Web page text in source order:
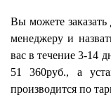
Вы можете
менеджеру и
вас в течение 3-14
51 360руб., а
производится по